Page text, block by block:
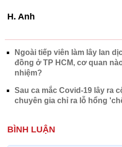
H. Anh
Ngoài tiếp viên làm lây lan
đồng ở TP HCM, cơ quan
nhiệm?
Sau ca mắc Covid-19 lây ra
chuyên gia chỉ ra lỗ hổng